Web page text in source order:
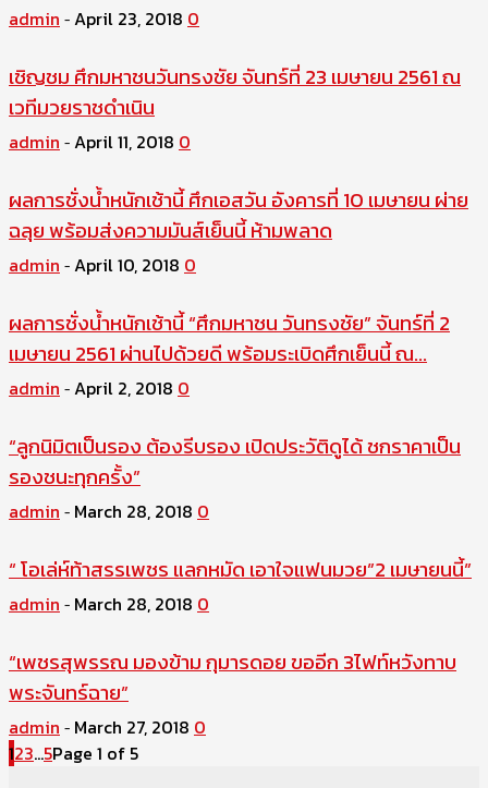
admin -April 23, 2018 0
เชิญชม ศึกมหาชนวันทรงชัย จันทร์ที่ 23 เมษายน 2561 ณ
เวทีมวยราชดำเนิน
admin -April 11, 2018 0
ผลการชั่งน้ำหนักเช้านี้ ศึกเอสวัน อังคารที่ 10 เมษายน ผ่าย
ฉลุย พร้อมส่งความมันส์เย็นนี้ ห้ามพลาด
admin -April 10, 2018 0
ผลการชั่งน้ำหนักเช้านี้ “ศึกมหาชน วันทรงชัย” จันทร์ที่ 2
เมษายน 2561 ผ่านไปด้วยดี พร้อมระเบิดศึกเย็นนี้ ณ...
admin -April 2, 2018 0
“ลูกนิมิตเป็นรอง ต้องรีบรอง เปิดประวัติดูได้ ชกราคาเป็น
รองชนะทุกครั้ง”
admin - March 28, 2018 0
“ โอเล่ห์ท้าสรรเพชร แลกหมัด เอาใจแฟนมวย”2 เมษายนนี้”
admin - March 28, 2018 0
“เพชรสุพรรณ มองข้าม กุมารดอย ขออีก 3ไฟท์หวังทาบ
พระจันทร์ฉาย”
admin - March 27, 2018 0
123...5Page 1 of 5